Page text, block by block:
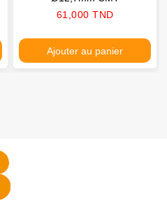
Prix
61,000 TND
Ajouter au panier